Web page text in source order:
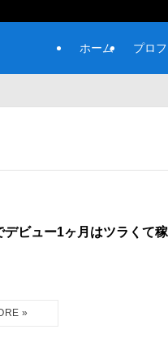
ホーム プロ
デビュー1ヶ月はツラくて